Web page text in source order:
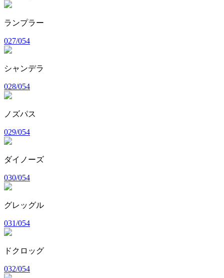
ランプラー
027/054
シャンデラ
028/054
ノズパス
029/054
ダイノーズ
030/054
グレッグル
031/054
ドクロッグ
032/054